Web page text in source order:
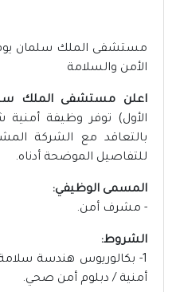
مستشفى الملك سلمان
الأمن والسلامة
اعلن مستشفى الملك
الأول) توفر وظيفة أمنية
بالتعاقد مع الشركة
للتفاصيل الموضحة أدناه.
المسمى الوظيفي:
- مشرف أمن.
الشروط:
1- بكالوريوس هندسة
أمنية / دبلوم أمن صحي.